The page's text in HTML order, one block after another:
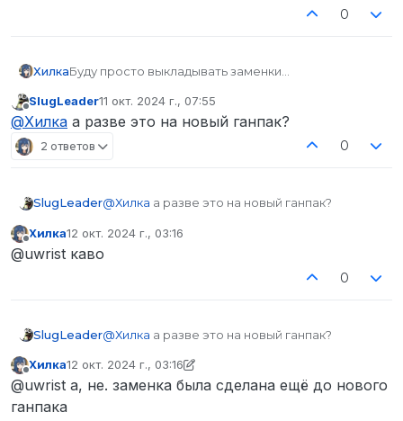
0
ХилкаБуду просто выкладывать заменки
Не в сети
SlugLeader11 окт. 2024 г., 07:55
отредактировано
@Хилка а разве это на новый ганпак?
2 ответов 0
SlugLeader@Хилка а разве это на новый ганпак?
Не в сети
Хилка12 окт. 2024 г., 03:16
отредактировано
@uwrist каво
0
SlugLeader@Хилка а разве это на новый ганпак?
Не в сети
Хилка12 окт. 2024 г., 03:16
отредактировано Хилка
@uwrist а, не. заменка была сделана ещё до нового
ганпака